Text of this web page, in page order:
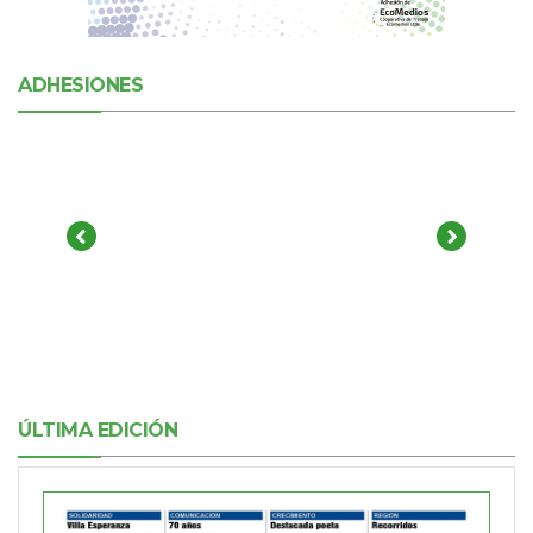
ADHESIONES
ÚLTIMA EDICIÓN